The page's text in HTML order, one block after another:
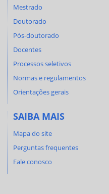
Mestrado
Doutorado
Pós-doutorado
Docentes
Processos seletivos
Normas e regulamentos
Orientações gerais
SAIBA MAIS
Mapa do site
Perguntas frequentes
Fale conosco